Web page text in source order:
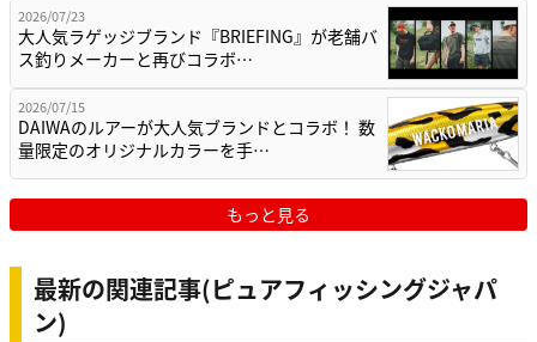
2026/07/23
大人気ラゲッジブランド『BRIEFING』が老舗バ
ス釣りメーカーと再びコラボ…
2026/07/15
DAIWAのルアーが大人気ブランドとコラボ！ 数
量限定のオリジナルカラーを手…
もっと見る
最新の関連記事(ピュアフィッシングジャパ
ン)